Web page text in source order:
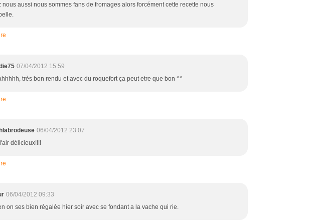
nous aussi nous sommes fans de fromages alors forcément cette recette nous
07/04/2012 15:59
très bon rendu et avec du roquefort ça peut etre que bon ^^
06/04/2012 23:07
délicieux!!!!
06/04/2012 09:33
on ses bien régalée hier soir avec se fondant a la vache qui rie.